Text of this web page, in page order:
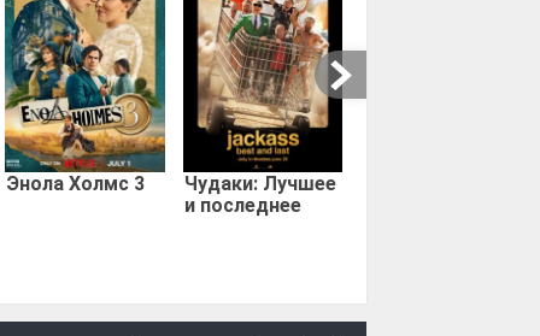
Энола Холмс 3
Чудаки: Лучшее
и последнее